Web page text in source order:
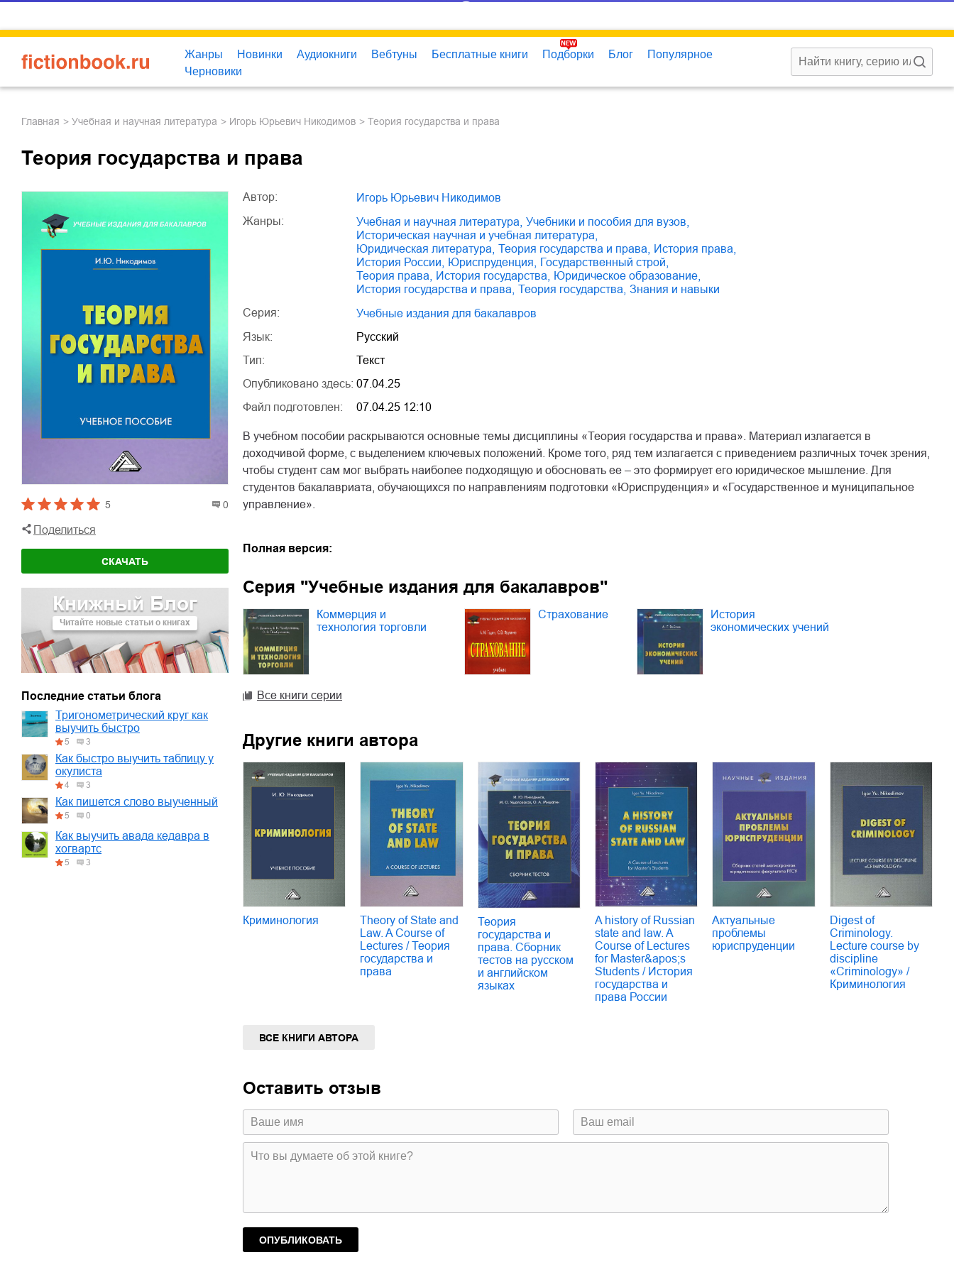
Жанры Новинки Аудиокниги Вебтуны Бесплатные книги Подборки Блог
Популярное
Черновики
Главная учебная и научная литература Игорь Юрьевич Никодимов Теория государства и права
Теория государства и права
5 0
Поделиться
СКАЧАТЬ
Книжный Блог
Читайте новые статьи о книгах
Последние статьи блога
Тригонометрический круг как
выучить быстро
5 3
Как быстро выучить таблицу у
окулиста
4 3
Как пишется слово выученный
5 0
Как выучить авада кедавра в
хогвартс
5 3
Автор:
Игорь Юрьевич Никодимов
Жанры:
учебная и научная литература учебники и пособия для вузов
историческая научная и учебная литература
юридическая литература
теория государства и права история права
история России
юриспруденция государственный строй
теория права
история государства юридическое образование
история государства и права
теория государства
знания и навыки
Серия:
Учебные издания для бакалавров
Язык:
Русский
Тип:
Текст
Опубликовано здесь: 07.04.25
Файл подготовлен:
07.04.25 12:10
В учебном пособии раскрываются основные темы дисциплины «Теория государства и права». Материал излагается в
доходчивой форме, с выделением ключевых положений. Кроме того, ряд тем излагается с приведением различных точек зрения,
чтобы студент сам мог выбрать наиболее подходящую и обосновать ее – это формирует его юридическое мышление. Для
студентов бакалавриата, обучающихся по направлениям подготовки «Юриспруденция» и «Государственное и муниципальное
управление».
Полная версия:
Серия "Учебные издания для бакалавров"
Коммерция и
технология торговли
Страхование
История
экономических учений
Все книги серии
Другие книги автора
Криминология
Theory of State and
Law. A Course of
Lectures / Теория
государства и
права
Теория
государства и
права. Сборник
тестов на русском
и английском
языках
A history of Russian
state and law. A
Course of Lectures
for Master&apos;s
Students / История
государства и
права России
Актуальные
проблемы
юриспруденции
Digest of
Criminology.
Lecture course by
discipline
«Criminology» /
Криминология
ВСЕ КНИГИ АВТОРА
Оставить отзыв